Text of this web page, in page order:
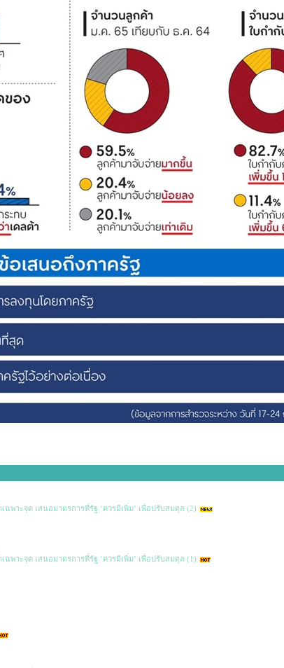
ฉพาะจุด เสนอมาตรการที่รัฐ ‘ควรมีเพิ่ม’ เพื่อปรับสมดุล (2)
ฉพาะจุด เสนอมาตรการที่รัฐ ‘ควรมีเพิ่ม’ เพื่อปรับสมดุล (1)